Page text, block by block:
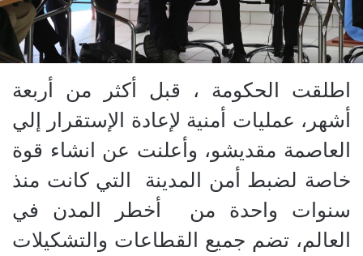
اطلقت الحكومة ، قبل أكثر من أربعة
أشهر، عمليات أمنية لإعادة الإستقرار إلي
العاصمة مقديشو، وأعلنت عن انشاء قوة
خاصة لضبط أمن المدينة التي كانت منذ
سنوات واحدة من أخطر المدن في
العالم، تضم جميع القطاعات والتشكيلات